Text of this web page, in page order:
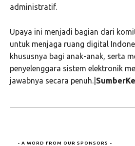
administratif.
Upaya ini menjadi bagian dari
untuk menjaga ruang digital
khususnya bagi anak-anak, serta
penyelenggara sistem elektronik
jawabnya secara penuh.|
- A WORD FROM OUR SPONSORS -